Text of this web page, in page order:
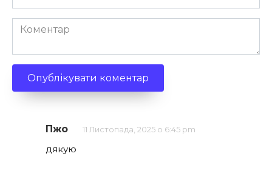
*
Коментар
Пжо 11 Листопада, 2025 о 6:45 pm
дякую